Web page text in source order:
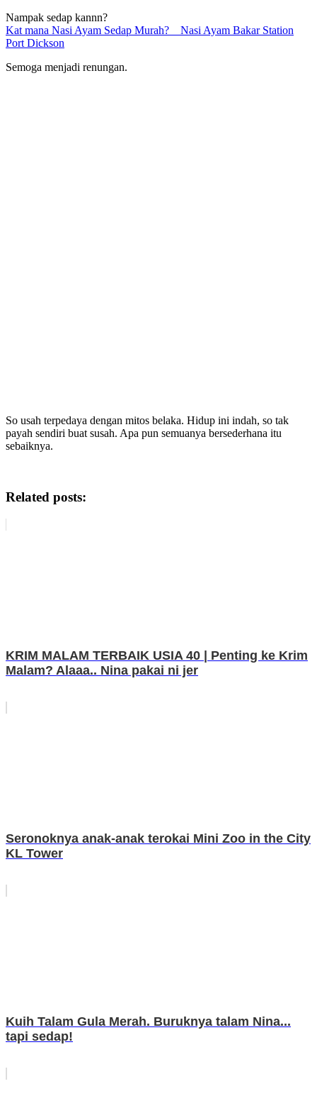
Nampak sedap kannn?
Kat mana Nasi Ayam Sedap Murah? Nasi Ayam Bakar Station
Port Dickson
Semoga menjadi renungan.
So usah terpedaya dengan mitos belaka. Hidup ini indah, so tak
payah sendiri buat susah. Apa pun semuanya bersederhana itu
sebaiknya.
Related posts:
KRIM MALAM TERBAIK USIA 40 | Penting ke Krim
Malam? Alaaa.. Nina pakai ni jer
Seronoknya anak-anak terokai Mini Zoo in the City
KL Tower
Kuih Talam Gula Merah. Buruknya talam Nina...
tapi sedap!